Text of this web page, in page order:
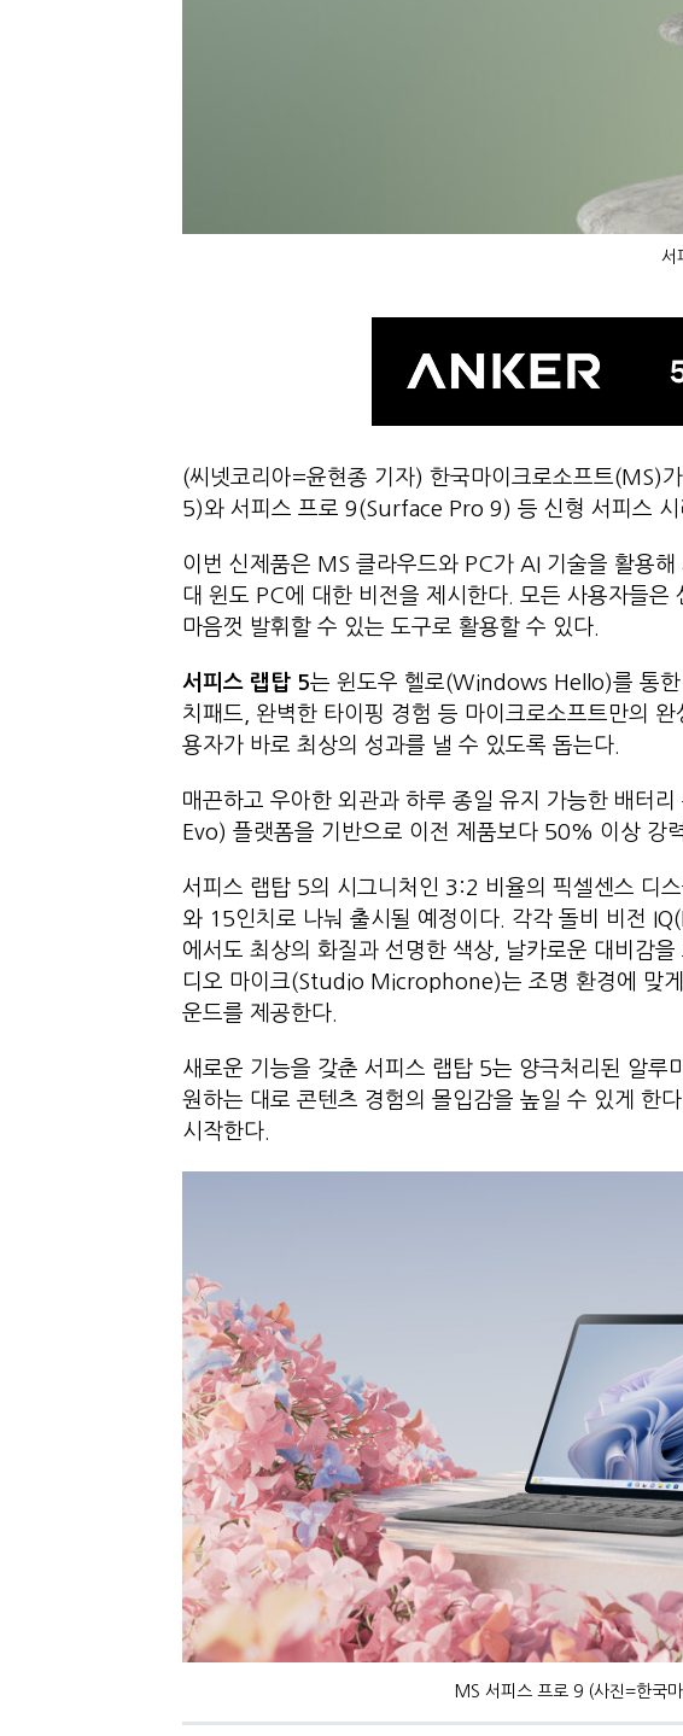
서
(씨넷코리아=윤현종 기자) 한국마이크로소프트(MS)
5)와 서피스 프로 9(Surface Pro 9) 등 신형 서피스
이번 신제품은 MS 클라우드와 PC가 AI 기술을 활용
대 윈도 PC에 대한 비전을 제시한다. 모든 사용자들은
마음껏 발휘할 수 있는 도구로 활용할 수 있다.
서피스 랩탑 5는 윈도우 헬로(Windows Hello)를 통한
치패드, 완벽한 타이핑 경험 등 마이크로소프트만의
용자가 바로 최상의 성과를 낼 수 있도록 돕는다.
매끈하고 우아한 외관과 하루 종일 유지 가능한 배터
Evo) 플랫폼을 기반으로 이전 제품보다 50% 이상
서피스 랩탑 5의 시그니처인 3:2 비율의 픽셀센스 디
와 15인치로 나눠 출시될 예정이다. 각각 돌비 비전
에서도 최상의 화질과 선명한 색상, 날카로운 대비감
디오 마이크(Studio Microphone)는 조명 환경에 맞
운드를 제공한다.
새로운 기능을 갖춘 서피스 랩탑 5는 양극처리된 알루
원하는 대로 콘텐츠 경험의 몰입감을 높일 수 있게 한
시작한다.
MS 서피스 프로 9 (사진=한국